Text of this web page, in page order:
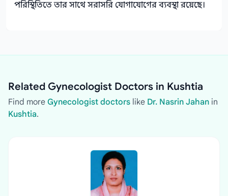
পরিস্থিতিতে তার সাথে সরাসরি যোগাযোগের ব্যবস্থা রয়েছে।
Related Gynecologist Doctors in Kushtia
Find more Gynecologist doctors like Dr. Nasrin Jahan in
Kushtia.